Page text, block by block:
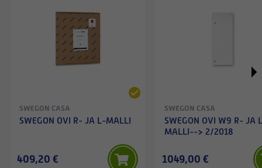
SWEGON CASA
SWEGON OVI R- JA L-MALLI
409,20 €
SWEGON CASA
SWEGON OVI W9 R- JA
MALLI--> 2/2018
1049,00 €